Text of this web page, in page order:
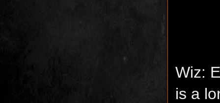
Wiz:
is a